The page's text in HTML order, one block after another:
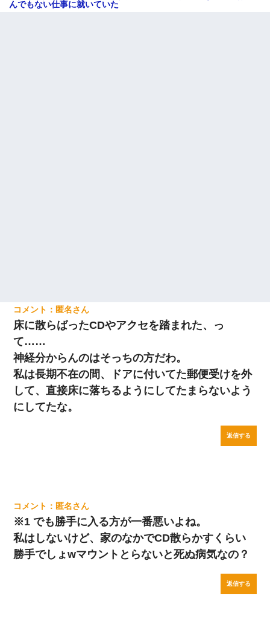
んでもない仕事に就いていた
匿名
床に散らばったCDやアクセを踏まれた、っ
て……
神経分からんのはそっちの方だわ。
私は長期不在の間、ドアに付いてた郵便受けを外
して、直接床に落ちるようにしてたまらないよう
にしてたな。
返信する
匿名
※1 でも勝手に入る方が一番悪いよね。
私はしないけど、家のなかでCD散らかすくらい
勝手でしょwマウントとらないと死ぬ病気なの？
返信する